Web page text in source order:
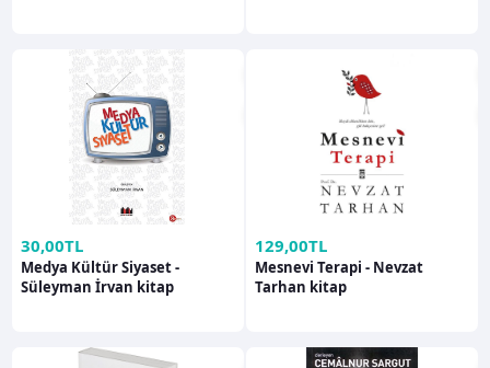
30,00TL
Medya Kültür Siyaset -
Süleyman İrvan kitap
129,00TL
Mesnevi Terapi - Nevzat
Tarhan kitap